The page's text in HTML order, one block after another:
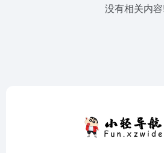
没有相关内容!